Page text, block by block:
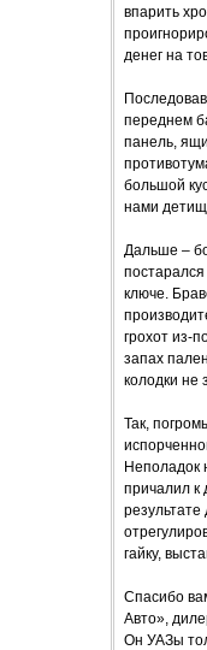
впарить
денег на
переднем
панель,
большой
нами
Дальше –
ключе.
грохот из-
запах
колодки не
Так,
Неполадок
причалил к
гайку,
Спасибо
Авто»,
Он УАЗы